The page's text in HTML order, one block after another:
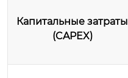
Капитальные затраты
(CAPEX)